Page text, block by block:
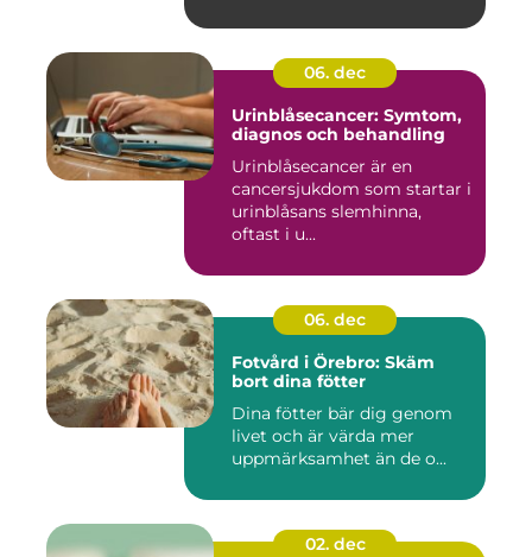
06. dec
Urinblåsecancer: Symtom,
diagnos och behandling
Urinblåsecancer är en
cancersjukdom som startar i
urinblåsans slemhinna,
oftast i u...
06. dec
Fotvård i Örebro: Skäm
bort dina fötter
Dina fötter bär dig genom
livet och är värda mer
uppmärksamhet än de o...
02. dec